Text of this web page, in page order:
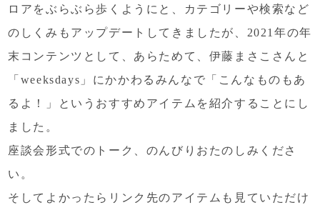
ロアをぶらぶら歩くようにと、
カテゴリーや検索など
のしくみも アップデートしてきましたが、 2021年の年
末コンテンツとして、あらためて、 伊藤まさこさんと
「weeksdays」にかかわるみんなで 「こんなものもあ
るよ！」というおすすめアイテムを紹介することにし
ました。
座談会形式でのトーク、のんびりおたのしみくださ
い。
そしてよかったらリンク先のアイテムも 見ていただけ